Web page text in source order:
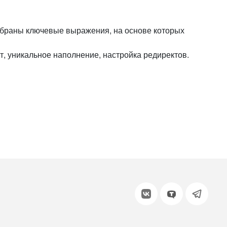
ключевые выражения, на основе которых
наполнение, настройка редиректов.